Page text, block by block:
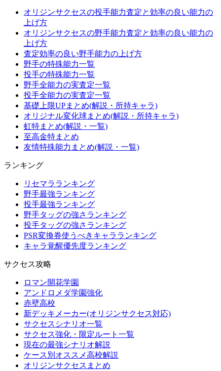
オリジンサクセスの投手能力査定と効率の良い能力の
上げ方
オリジンサクセスの野手能力査定と効率の良い能力の
上げ方
査定効率の良い野手能力の上げ方
野手の特殊能力一覧
投手の特殊能力一覧
野手全能力の実査定一覧
投手全能力の実査定一覧
基礎上限UPまとめ(解説・所持キャラ)
オリジナル変化球まとめ(解説・所持キャラ)
虹特まとめ(解説・一覧)
至高金特まとめ
友情特殊能力まとめ(解説・一覧)
ランキング
リセマラランキング
野手最強ランキング
投手最強ランキング
野手タッグの強さランキング
投手タッグの強さランキング
PSR変換券使うべきキャラランキング
キャラ覚醒優先度ランキング
サクセス攻略
ロマン開花学園
アンドロメダ学園強化
赤壁高校
新デッキメーカー(オリジンサクセス対応)
サクセスシナリオ一覧
サクセス強化・限定ルート一覧
現在の最強シナリオ解説
ケース別オススメ高校解説
オリジンサクセスまとめ